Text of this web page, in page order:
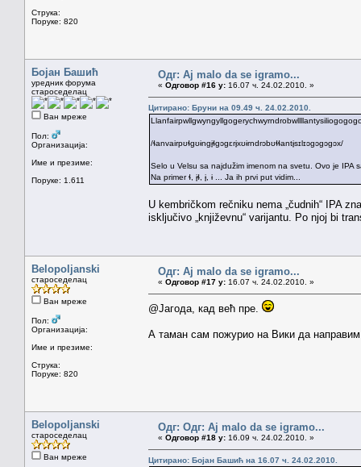
Струка:
Поруке: 820
Бојан Башић
уредник форума
староседелац
Ван мреже
Пол:
Организација:
Име и презиме:
Поруке: 1.611
Одг: Aj malo da se igramo...
« Одговор #16 у: 16.07 ч. 24.02.2010. »
Цитирано: Бруни на 09.49 ч. 24.02.2010.
/ɬanvairpʊɬgʊɨngɨ̞ɬgɔgɛrɨ̞xʊɨrndrɔbʊɬɬantɨ̞sɪlɪɔgɔgɔgɔx/
Selo u Velsu sa najdužim imenom na svetu. Ovo je IPA
Na primer ɬ, ɨ̞ɬ, ɨ̞, ɨ ... Ja ih prvi put vidim...
U kembričkom rečniku nema „čudnih“ IPA
isključivo „književnu“ varijantu. Po njoj bi
Belopoljanski
староседелац
Ван мреже
Пол:
Организација:
Име и презиме:
Струка:
Поруке: 820
Одг: Aj malo da se igramo...
« Одговор #17 у: 16.07 ч. 24.02.2010. »
@Јагода, кад већ пре.
А таман сам пожурио на Вики да
Belopoljanski
староседелац
Ван мреже
Одг: Одг: Aj malo da se igramo...
« Одговор #18 у: 16.09 ч. 24.02.2010. »
Цитирано: Бојан Башић на 16.07 ч. 24.02.2010.